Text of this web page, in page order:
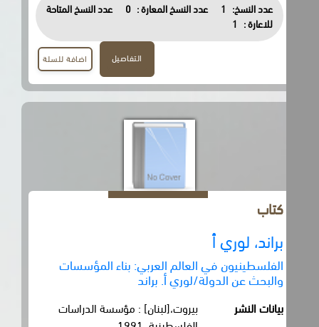
عدد النسخ: 1 عدد النسخ المعارة : 0
عدد النسخ المتاحة
للاعارة :
1
اضافة للسلة
براند، لوري أ
الفلسطينيون في العالم العربي: بناء المؤسسات
والبحث عن الدولة/لوري أ. براند
بيانات النشر
بيروت،[لبنان] : مؤسسة الدراسات